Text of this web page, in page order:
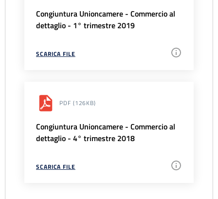
Congiuntura Unioncamere - Commercio al
dettaglio - 1° trimestre 2019
SCARICA FILE
PDF (126KB)
Congiuntura Unioncamere - Commercio al
dettaglio - 4° trimestre 2018
SCARICA FILE